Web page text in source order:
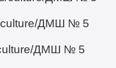
culture/ДМШ № 5
ДМШ № 5